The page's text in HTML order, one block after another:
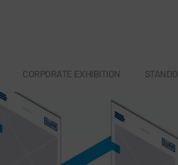
CORPORATE EXHIBITION